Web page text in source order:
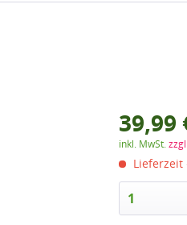
39,99
inkl. MwSt.
Lieferzeit